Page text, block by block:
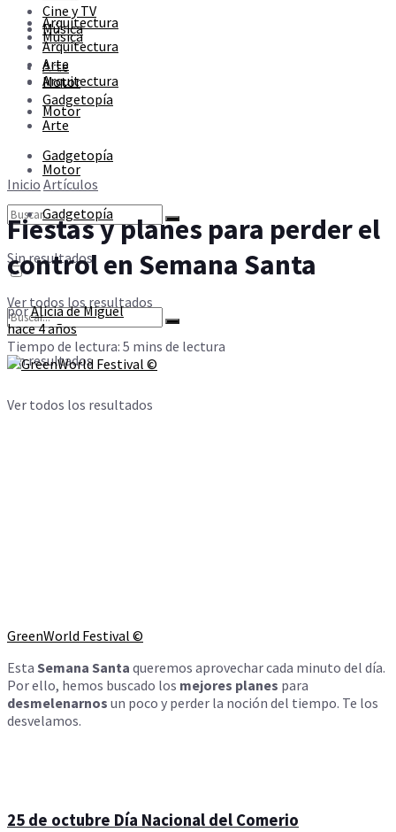
Arquitectura
Arte
Motor
Gadgetopía
Sin resultados
Ver todos los resultados
Música
Arquitectura
Arte
Motor
Gadgetopía
Sin resultados
Ver todos los resultados
Sin resultados
Ver todos los resultados
Cine y TV
Música
Arquitectura
Arte
Motor
Gadgetopía
Inicio Artículos
Fiestas y planes para perder el
control en Semana Santa
porAlicia de Miguel
hace 4 años
Tiempo de lectura: 5 mins de lectura
GreenWorld Festival ©
Esta Semana Santa queremos aprovechar cada minuto del día.
Por ello, hemos buscado los mejores planes para
desmelenarnos un poco y perder la noción del tiempo. Te los
desvelamos.
25 de octubre Día Nacional del Comerio